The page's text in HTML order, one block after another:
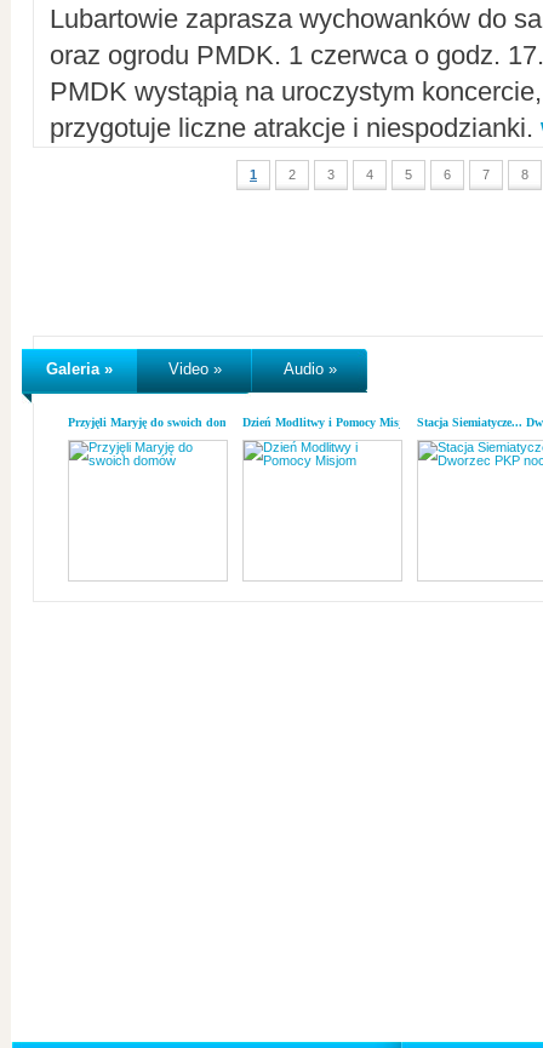
Lubartowie zaprasza wychowanków do
oraz ogrodu PMDK. 1 czerwca o godz.
PMDK wystąpią na uroczystym
przygotuje liczne atrakcje i niespodzianki.
1 2 3 4 5 6 7 8
Galeria » Video » Audio »
Przyjęli Maryję do swoich domówDzień Modlitwy i Pomocy MisjomStacja Siemiatycze...